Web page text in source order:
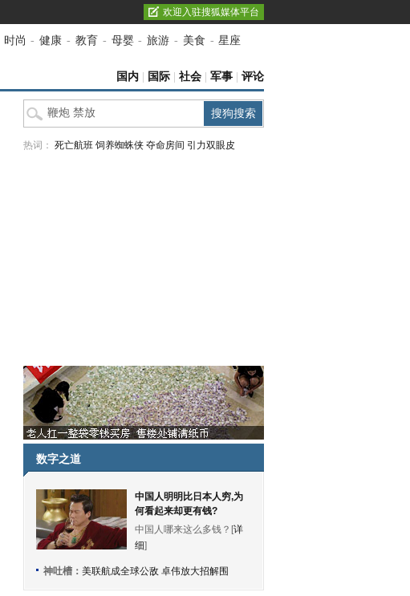
欢迎入驻搜狐媒体平台
时尚 - 健康 - 教育 - 母婴 - 旅游 - 美食 - 星座
国内 国际 社会 军事 评论
热词： 死亡航班 饲养蜘蛛侠 夺命房间 引力双眼皮
数字之道
中国人明明比日本人穷,为
何看起来却更有钱?
中国人哪来这么多钱？[详
细]
神吐槽： 美联航成全球公敌 卓伟放大招解围